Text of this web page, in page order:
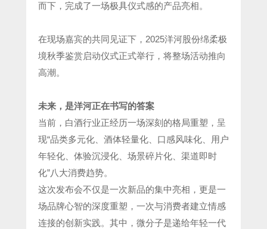
而下，完成了一场极具仪式感的产品亮相。
在现场嘉宾的共同见证下，2025洋河股份绵柔极
境秋季鉴赏启动仪式正式举行，将整场活动推向
高潮。
未来，是洋河正在书写的答案
当前，白酒行业正经历一场深刻的格局重塑，呈
现“品类多元化、酒体轻量化、口感风味化、用户
年轻化、体验沉浸化、场景碎片化、渠道即时
化”八大消费趋势。
这次发布会不仅是一次新品的集中亮相，更是一
场品牌心智的深度重塑，一次与消费者建立情感
连接的创新实践。其中，微分子是递给年轻一代